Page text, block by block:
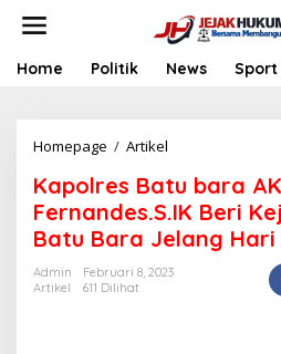
Home Politik News Sport
Homepage / Artikel
p
o
l
r
e
Kapolres Batu bara
Fernandes.S.IK Beri
Batu Bara Jelang Hari
Admin
Februari 8, 2023
Artikel
611 Dilihat